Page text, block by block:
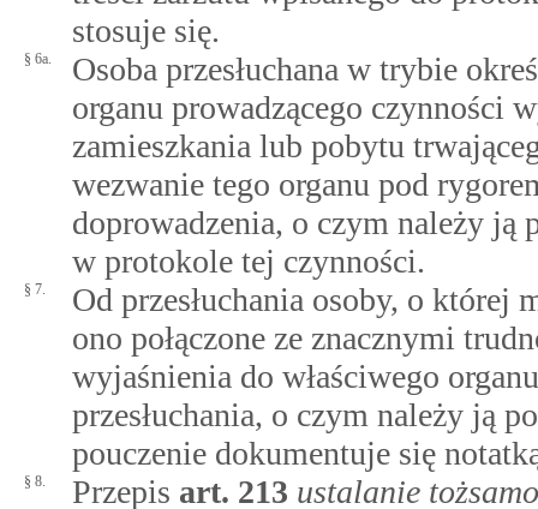
stosuje się.
§ 6a.
Osoba przesłuchana w trybie
organu prowadzącego czynności
zamieszkania lub pobytu
wezwanie tego organu pod
doprowadzenia, o czym należy ją
w protokole tej czynności.
§ 7.
Od przesłuchania osoby, o której
ono połączone ze znacznymi
wyjaśnienia do właściwego
przesłuchania, o czym należy ją
pouczenie dokumentuje się
§ 8. Przepis art. 213 ustalanie